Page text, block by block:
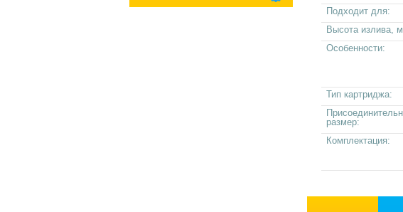
Подходит для:
Высота излива,
Особенности:
Тип картриджа:
размер:
Комплектация: